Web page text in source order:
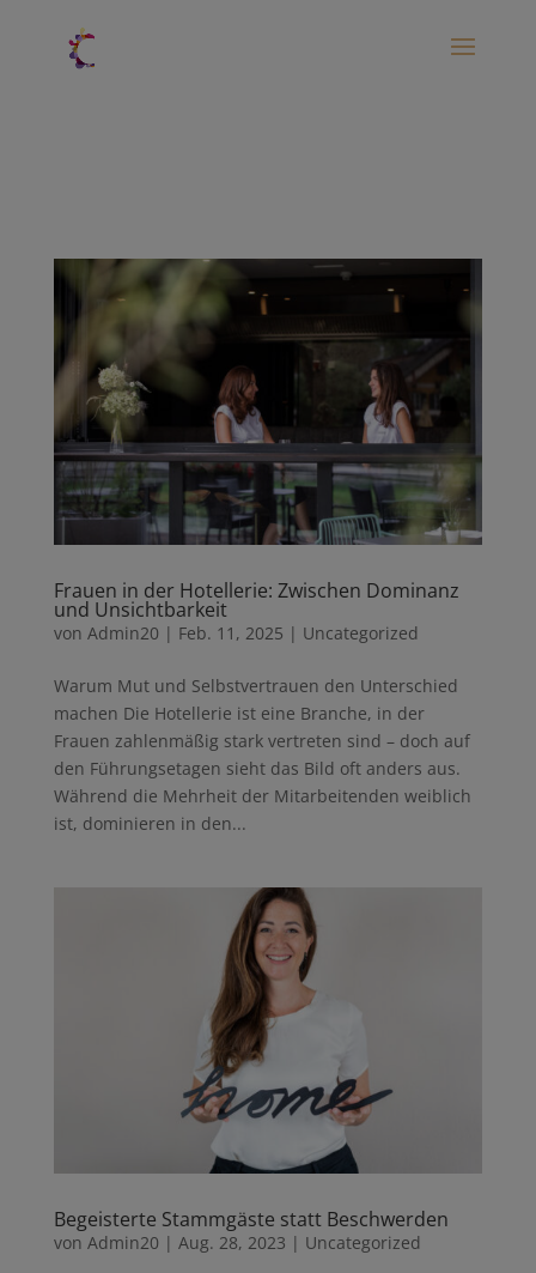
Frauen in der Hotellerie: Zwischen Dominanz
und Unsichtbarkeit
von Admin20 | Feb. 11, 2025 | Uncategorized
Warum Mut und Selbstvertrauen den Unterschied
machen Die Hotellerie ist eine Branche, in der
Frauen zahlenmäßig stark vertreten sind – doch auf
den Führungsetagen sieht das Bild oft anders aus.
Während die Mehrheit der Mitarbeitenden weiblich
ist, dominieren in den...
Begeisterte Stammgäste statt Beschwerden
von Admin20 | Aug. 28, 2023 | Uncategorized